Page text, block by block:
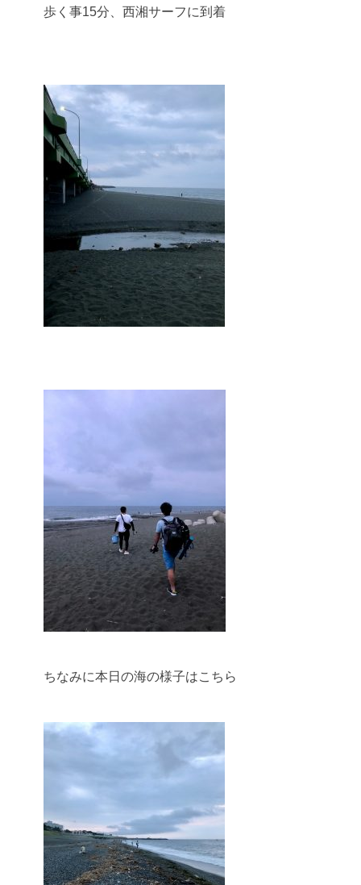
歩く事15分、西湘サーフに到着
ちなみに本日の海の様子はこちら